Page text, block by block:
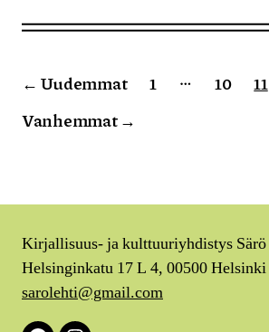
Artikkelien
sivutus
← Uudemmat 1 … 10 11
Vanhemmat→
Kirjallisuus- ja kulttuuriyhdistys
Helsinginkatu 17 L 4, 00500 Helsinki
sarolehti@gmail.com